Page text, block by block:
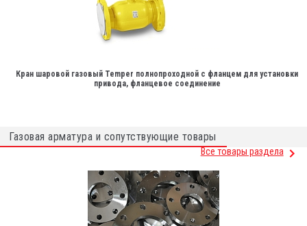
Кран шаровой газовый Temper полнопроходной с фланцем для установки
привода, фланцевое соединение
Газовая арматура и сопутствующие товары
Все товары раздела